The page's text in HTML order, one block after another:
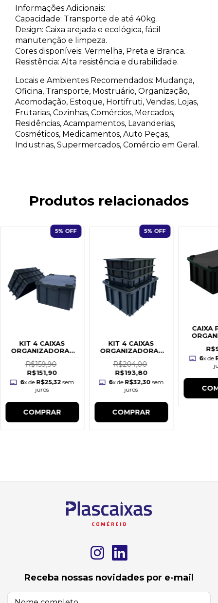
Informações Adicionais:
Capacidade: Transporte de até 40kg.
Design: Caixa arejada e ecológica, fácil
manutenção e limpeza.
Cores disponíveis: Vermelha, Preta e Branca.
Resistência: Alta resistência e durabilidade.
Locais e Ambientes Recomendados: Mudança,
Oficina, Transporte, Mostruário, Organização,
Acomodação, Estoque, Hortifruti, Vendas, Lojas,
Frutarias, Cozinhas, Comércios, Mercados,
Residências, Acampamentos, Lavanderias,
Cosméticos, Medicamentos, Auto Peças,
Industrias, Supermercados, Comércio em Geral.
Produtos relacionados
5% OFF
KIT 4 CAIXAS
ORGANIZADORAS
R$159,90
R$151,90
6x de R$25,32 sem
juros
COMPRAR
5% OFF
KIT 4 CAIXAS
ORGANIZADORAS
R$204,00
R$193,80
6x de R$32,30 sem
juros
COMPRAR
CAIXA
6x de
Receba nossas novidades por e-mail